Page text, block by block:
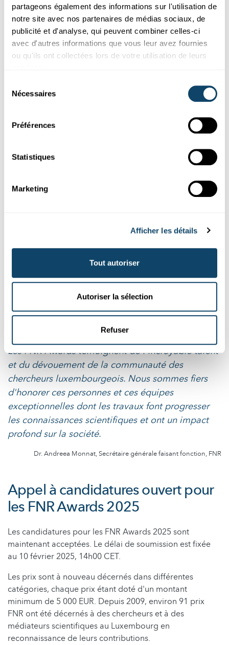
partageons également des informations sur l'utilisation de
notre site avec nos partenaires de médias sociaux, de
publicité et d'analyse, qui peuvent combiner celles-ci
avec d'autres informations que vous leur avez fournies
ou qu'ils ont collectées lors de votre utilisation de leurs
Nécessaires
Préférences
Statistiques
Marketing
Afficher les détails
Tout autoriser
Autoriser la sélection
Refuser
FNR Awards 2024: « Le bien-être au travail et
la recherche de pointe ne sont pas
mutuellement exclusifs »
La recherche de haut niveau est un milieu difficile. Dans un tel
environnement,le rôle du mentor est essentiel. Johanne...
FNR Awards 2024 : « Des racines pour croître
et des ailes pour voler »
Torsten Bohn, chimiste alimentaire etnutritionnistedu
FNR,LIH
Les FNR Awards témoignent de l'incroyable talent
et du dévouement de la communauté des
chercheurs luxembourgeois. Nous sommes fiers
d'honorer ces personnes et ces équipes
exceptionnelles dont les travaux font progresser
les connaissances scientifiques et ont un impact
profond sur la société.
Dr. Andreea Monnat, Secrétaire générale faisant fonction, FNR
Appel à candidatures ouvert pour
les FNR Awards 2025
Les candidatures pour les FNR Awards 2025 sont
maintenant acceptées. Le délai de soumission est fixée
au 10 février 2025, 14h00 CET.
Les prix sont à nouveau décernés dans différentes
catégories, chaque prix étant doté d'un montant
minimum de 5 000 EUR. Depuis 2009, environ 91 prix
FNR ont été décernés à des chercheurs et à des
médiateurs scientifiques au Luxembourg en
reconnaissance de leurs contributions.